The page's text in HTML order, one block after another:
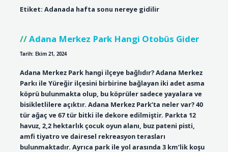
Etiket: Adanada hafta sonu nereye gidilir
Adana Merkez Park Hangi Otobüs Gider
Tarih: Ekim 21, 2024
Adana Merkez Park hangi ilçeye bağlıdır? Adana Merkez
Parkı ile Yüreğir ilçesini birbirine bağlayan iki adet asma
köprü bulunmakta olup, bu köprüler sadece yayalara ve
bisikletlilere açıktır. Adana Merkez Park’ta neler var? 40
tür ağaç ve 67 tür bitki ile dekore edilmiştir. Parkta 12
havuz, 2,2 hektarlık çocuk oyun alanı, buz pateni pisti,
amfi tiyatro ve dairesel rekreasyon terasları
bulunmaktadır. Ayrıca park ile yol arasında 3 km’lik koşu